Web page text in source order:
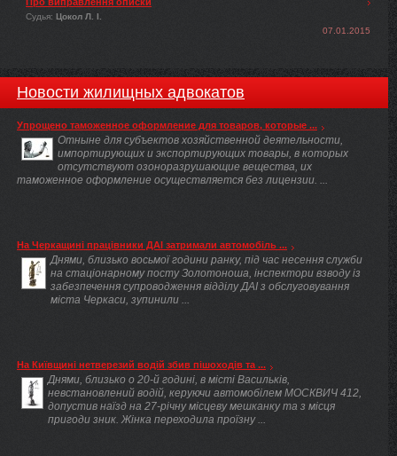
Судья: Цокол Л. І.
07.01.2015
Новости жилищных адвокатов
Упрощено таможенное оформление для товаров, которые ...
Отныне для субъектов хозяйственной деятельности,
импортирующих и экспортирующих товары, в которых
отсутствуют озоноразрушающие вещества, их
таможенное оформление осуществляется без лицензии. ...
На Черкащині працівники ДАІ затримали автомобіль ...
Днями, близько восьмої години ранку, під час несення служби
на стаціонарному посту Золотоноша, інспектори взводу із
забезпечення супроводження відділу ДАІ з обслуговування
міста Черкаси, зупинили ...
На Київщині нетверезий водій збив пішоходів та ...
Днями, близько о 20-й годині, в місті Васильків,
невстановлений водій, керуючи автомобілем МОСКВИЧ 412,
допустив наїзд на 27-річну місцеву мешканку та з місця
пригоди зник. Жінка переходила проїзну ...